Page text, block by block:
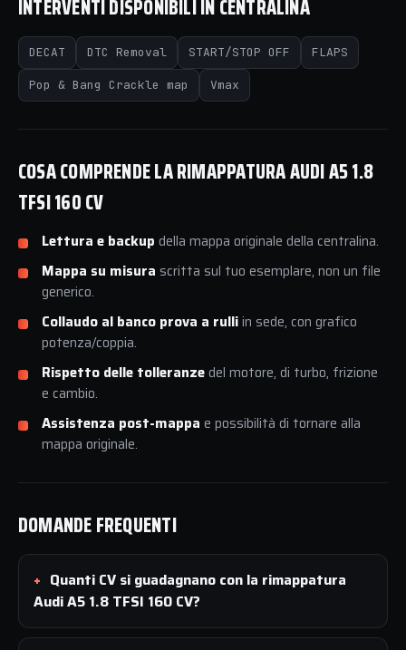
INTERVENTI DISPONIBILI IN CENTRALINA
DECAT DTC Removal START/STOP OFF FLAPS
Pop & Bang Crackle map Vmax
COSA COMPRENDE LA RIMAPPATURA AUDI A5 1.8
TFSI 160 CV
Lettura e backup della mappa originale della centralina.
Mappa su misura scritta sul tuo esemplare, non un file
generico.
Collaudo al banco prova a rulliin sede, con grafico
potenza/coppia.
Rispetto delle tolleranzedel motore, di turbo, frizione
e cambio.
Assistenza post-mappa e possibilità di tornare alla
mappa originale.
DOMANDE FREQUENTI
Quanti CV si guadagnano con la rimappatura
Audi A5 1.8 TFSI 160 CV?